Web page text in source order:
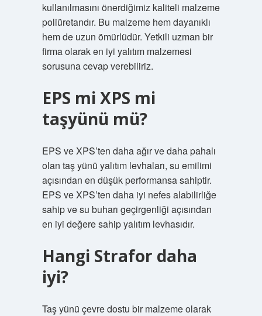
kullanılmasını önerdiğimiz kaliteli malzeme
poliüretandır. Bu malzeme hem dayanıklı
hem de uzun ömürlüdür. Yetkili uzman bir
firma olarak en iyi yalıtım malzemesi
sorusuna cevap verebiliriz.
EPS mi XPS mi
taşyünü mü?
EPS ve XPS’ten daha ağır ve daha pahalı
olan taş yünü yalıtım levhaları, su emilimi
açısından en düşük performansa sahiptir.
EPS ve XPS’ten daha iyi nefes alabilirliğe
sahip ve su buharı geçirgenliği açısından
en iyi değere sahip yalıtım levhasıdır.
Hangi Strafor daha
iyi?
Taş yünü çevre dostu bir malzeme olarak